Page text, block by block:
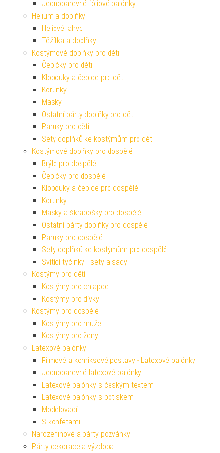
Jednobarevné fóliové balónky
Helium a doplňky
Heliové lahve
Těžítka a doplňky
Kostýmové doplňky pro děti
Čepičky pro děti
Klobouky a čepice pro děti
Korunky
Masky
Ostatní párty doplňky pro děti
Paruky pro děti
Sety doplňků ke kostýmům pro děti
Kostýmové doplňky pro dospělé
Brýle pro dospělé
Čepičky pro dospělé
Klobouky a čepice pro dospělé
Korunky
Masky a škrabošky pro dospělé
Ostatní párty doplňky pro dospělé
Paruky pro dospělé
Sety doplňků ke kostýmům pro dospělé
Svítící tyčinky - sety a sady
Kostýmy pro děti
Kostýmy pro chlapce
Kostýmy pro dívky
Kostýmy pro dospělé
Kostýmy pro muže
Kostýmy pro ženy
Latexové balónky
Filmové a komiksové postavy - Latexové balónky
Jednobarevné latexové balónky
Latexové balónky s českým textem
Latexové balónky s potiskem
Modelovací
S konfetami
Narozeninové a párty pozvánky
Párty dekorace a výzdoba